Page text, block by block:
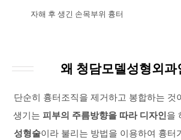
자해 후 생긴 손목부위 흉터
왜 청담모델성형외과
단순히 흉터조직을 제거하고 봉합하는 것
생기는 피부의 주름방향을 따라 디자인을
성형술이라 불리는 방법을 이용하여 흉터